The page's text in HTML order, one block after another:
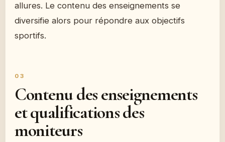
allures. Le contenu des enseignements se
diversifie alors pour répondre aux objectifs
sportifs.
Contenu des enseignements
et qualifications des
moniteurs